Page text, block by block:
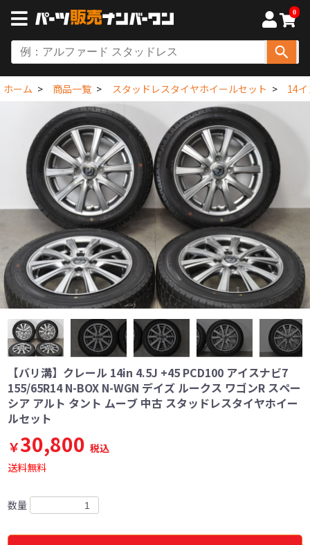
0
ホーム 商品一覧 スタッドレスタイヤホイールセット 14
【バリ溝】クレール 14in 4.5J +45 PCD100 アイスナビ7
155/65R14 N-BOX N-WGN デイズ ルークス ワゴンR スペー
シア アルト タント ムーブ 中古 スタッドレスタイヤホイー
ルセット
￥30,800 税込
送料無料
数量